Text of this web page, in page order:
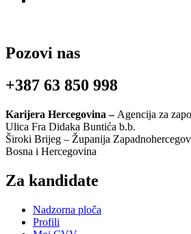
Pozovi nas
+387 63 850 998
Karijera Hercegovina – Agencija za
Ulica Fra Didaka Buntića b.b.
Široki Brijeg – Županija
Bosna i Hercegovina
Za kandidate
Nadzorna ploča
Profili